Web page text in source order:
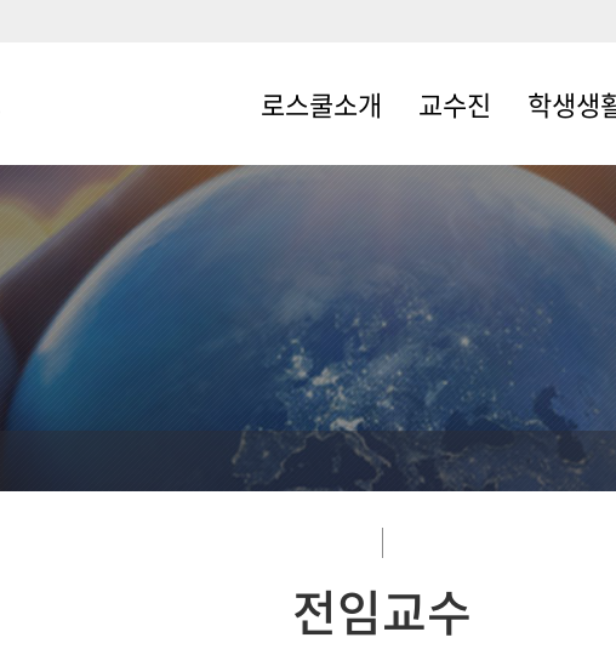
로스쿨소개
로스쿨소개
규정및지침
발전후원회
교육시설
자체평가
오시는길
교수진
겸임·객원교수·
초빙교수
학생생
학사일정
교과과정
학생회
세미나실 신청
전임교수